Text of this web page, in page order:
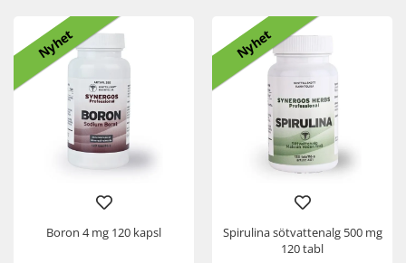
Nyhet
Boron 4 mg 120 kapsl
Nyhet
Spirulina sötvattenalg 500 mg
120 tabl